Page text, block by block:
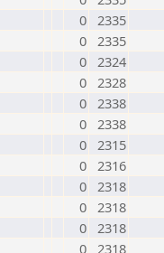
0 2335
0 2335
0 2324
0 2328
0 2338
0 2338
0 2315
0 2316
0 2318
0 2318
0 2318
0 2318